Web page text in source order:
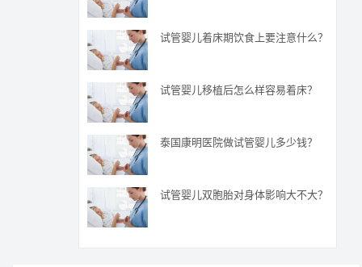
试管婴儿着床期饮食上要注意什么？
试管婴儿移植后怎么样容易着床？
泰国康明医院做试管婴儿多少钱？
试管婴儿双胞胎对身体影响大不大？